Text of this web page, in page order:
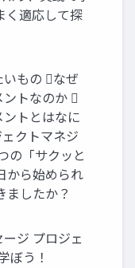
く適応して探
もの なぜ
トなのか 
トとはなに
クトマネジ
の「サクッと
から始められ
ましたか？
ジ プロジェ
ぼう！